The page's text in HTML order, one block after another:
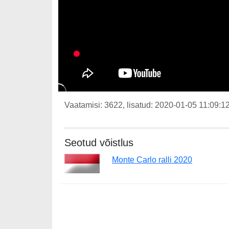
Vaatamisi: 3622, lisatud: 2020-01-05
Seotud võistlus
Monte Carlo ralli 2020